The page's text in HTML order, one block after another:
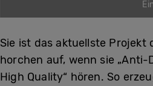
Sie ist das aktuellste Projekt
horchen auf, wenn sie
High Quality“ hören. So